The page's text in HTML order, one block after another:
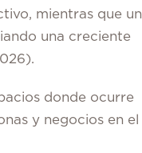
mientras que un
una creciente
donde ocurre
y negocios en el